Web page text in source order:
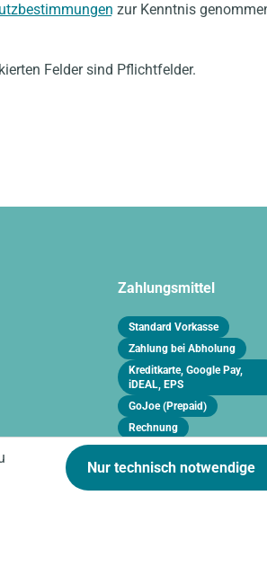
zur Kenntnis
Felder sind Pflichtfelder.
Zahlungsmittel
Standard Vorkasse
Zahlung bei Abholung
Kreditkarte, Google Pay,
iDEAL, EPS
GoJoe (Prepaid)
Rechnung
Nur technisch notwendige